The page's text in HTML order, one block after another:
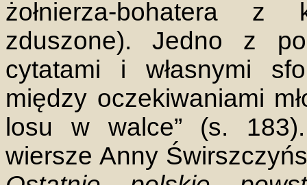
żołnierza-bohatera z
zduszone). Jedno z
cytatami i własnymi
między oczekiwaniami
losu w walce” (s.
wiersze Anny